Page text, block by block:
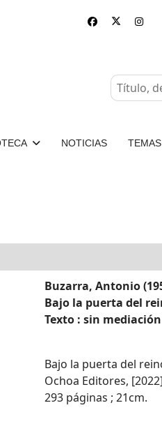
NOTICIAS
Buzarra, Antonio
Bajo la puerta del
Texto : sin mediación
Bajo la puerta del
Ochoa Editores, [2022]
293 páginas ; 21cm.